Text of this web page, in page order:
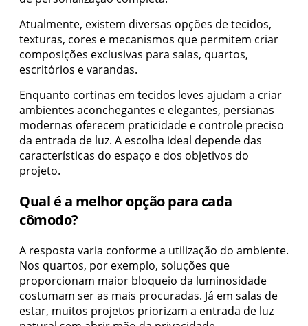
Atualmente, existem diversas opções de tecidos,
texturas, cores e mecanismos que permitem criar
composições exclusivas para salas, quartos,
escritórios e varandas.
Enquanto cortinas em tecidos leves ajudam a criar
ambientes aconchegantes e elegantes, persianas
modernas oferecem praticidade e controle preciso
da entrada de luz. A escolha ideal depende das
características do espaço e dos objetivos do
projeto.
Qual é a melhor opção para cada
cômodo?
A resposta varia conforme a utilização do ambiente.
Nos quartos, por exemplo, soluções que
proporcionam maior bloqueio da luminosidade
costumam ser as mais procuradas. Já em salas de
estar, muitos projetos priorizam a entrada de luz